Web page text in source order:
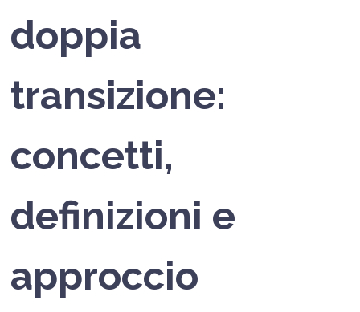
doppia
transizione:
concetti,
definizioni e
approccio